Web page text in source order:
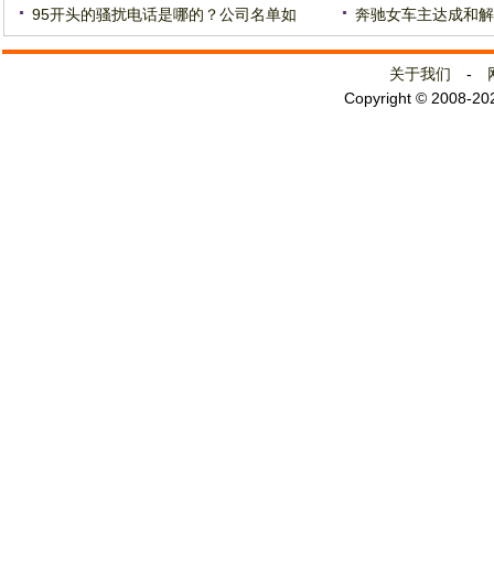
95开头的骚扰电话是哪的？公司名单如
奔驰女车主达成和
关于我们 -
Copyright © 2008-